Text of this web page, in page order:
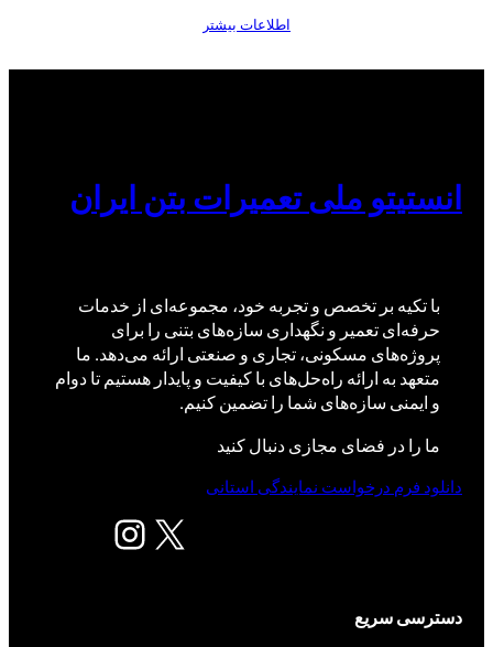
اطلاعات بیشتر
انستیتو ملی تعمیرات بتن ایران
با تکیه بر تخصص و تجربه خود، مجموعه‌ای از خدمات
حرفه‌ای تعمیر و نگهداری سازه‌های بتنی را برای
پروژه‌های مسکونی، تجاری و صنعتی ارائه می‌دهد. ما
متعهد به ارائه راه‌حل‌های با کیفیت و پایدار هستیم تا دوام
و ایمنی سازه‌های شما را تضمین کنیم.
ما را در فضای مجازی دنبال کنید
X اینستاگرم
دانلود فرم درخواست نمایندگی استانی
دسترسی سریع